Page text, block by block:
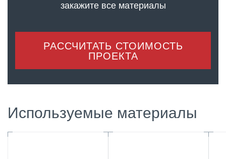
закажите все материалы
РАССЧИТАТЬ СТОИМОСТЬ
ПРОЕКТА
Используемые материалы